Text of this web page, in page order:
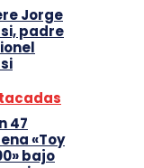
Jorge
padre
47
«Toy
bajo